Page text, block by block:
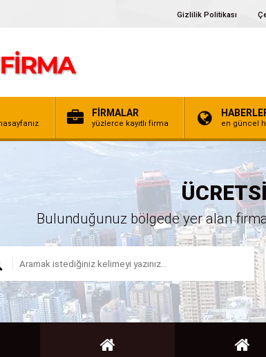
Gizlilik Politikası
FİRMALAR
yüzlerce kayıtlı firma en güncel
Bulunduğunuz bölgede yer alan